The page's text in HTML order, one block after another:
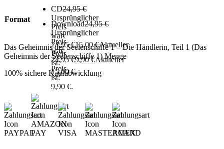
Format
CD24,95€
Ursprünglicher
Preis
war:
24,95 €15,00€Aktueller
Preis
ist:
15,00 €.
Download24,95€
Ursprünglicher
Preis
war:
24,95 €9,90€Aktueller
Preis
ist:
9,90 €.
Das Geheimnis der Seelenschiffe 1 – Die Händlerin, Teil 1 (Das
Geheimnis der Seelenschiffe 1) Menge
100% sichere Kaufabwicklung